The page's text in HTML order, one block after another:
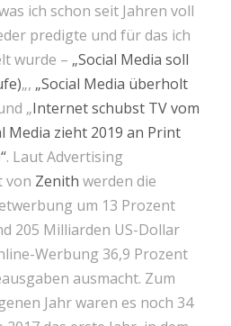
ich schon seit Jahren voll
predigte und für das ich
wurde – „Social Media soll
„, „Social Media überholt
„Internet schubst TV vom
Media zieht 2019 an Print
. Laut Advertising
von Zenith werden die
um 13 Prozent
205 Milliarden US-Dollar
Werbung 36,9 Prozent
ausmacht. Zum
Jahr waren es noch 34